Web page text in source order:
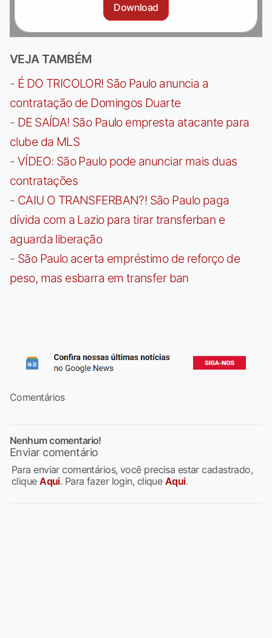
Download
VEJA TAMBÉM
- É DO TRICOLOR! São Paulo anuncia a
contratação de Domingos Duarte
- DE SAÍDA! São Paulo empresta atacante para
clube da MLS
- VÍDEO: São Paulo pode anunciar mais duas
contratações
- CAIU O TRANSFERBAN?! São Paulo paga
dívida com a Lazio para tirar transferban e
aguarda liberação
- São Paulo acerta empréstimo de reforço de
peso, mas esbarra em transfer ban
Comentários
Nenhum comentario!
Enviar comentário
Para enviar comentários, você precisa estar cadastrado,
cliqueAqui. Para fazer login, clique Aqui.